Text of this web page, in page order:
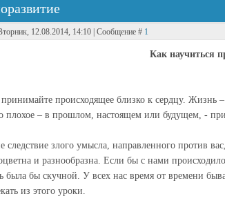
12.08.2014, 14:10 | Сообщение # 1
Как научиться
происходящее близко к сердцу. Жизнь
плохое – в прошлом, настоящем или будущем, -
следствие злого умысла, направленного против
и разнообразна. Если бы с нами
была бы скучной. У всех нас время от времени
из этого уроки.